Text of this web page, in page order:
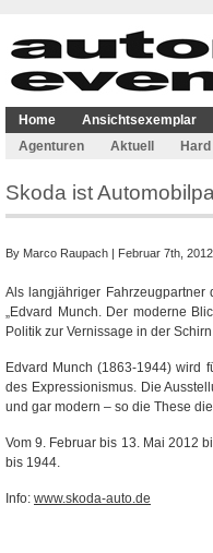
Home Ansichtsexemplar
Agenturen
Aktuell
Skoda ist
By Marco Raupach | Februar 7th,
Als langjähriger Fahrzeugpartner
„Edvard Munch. Der moderne
Politik zur Vernissage in der
Edvard Munch (1863-1944) wird
des Expressionismus. Die
und gar modern – so die These
Vom 9. Februar bis 13. Mai 2012
bis 1944.
Info: www.skoda-auto.de